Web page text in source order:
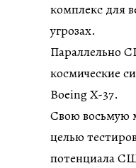
комплекс для
угрозах.
Параллельно
космические
Boeing X-37.
Свою восьмую
целью
потенциала